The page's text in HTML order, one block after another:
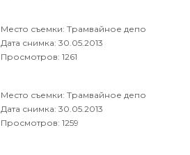
Место съемки: Трамвайное депо
Дата снимка: 30.05.2013
Просмотров: 1261
Место съемки: Трамвайное депо
Дата снимка: 30.05.2013
Просмотров: 1259